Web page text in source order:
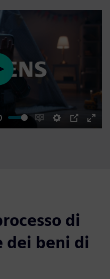
EnableSettings
PIP
Enter
Play
di
dei beni di